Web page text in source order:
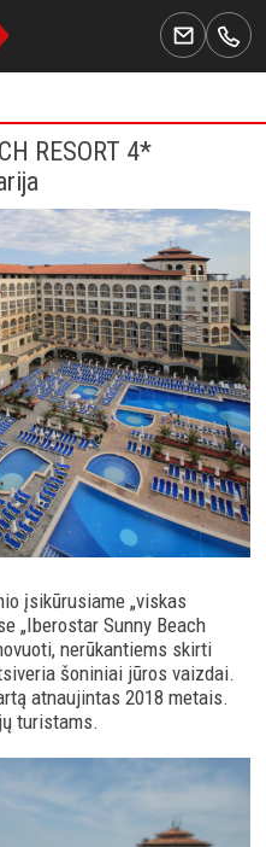
RESORT 4*
įsikūrusiame „viskas
„Iberostar Sunny Beach
nerūkantiems skirti
šoniniai jūros vaizdai.
atnaujintas 2018 metais.
turistams.